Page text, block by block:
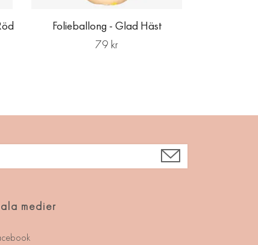
Folieballong - Glad Häst
79 kr
medier